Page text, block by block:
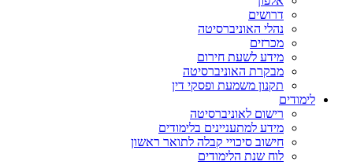
דרושים
נהלי האוניברסיטה
מכרזים
מידע לשעת חירום
מבקרת האוניברסיטה
תקנון משמעת ופסקי דין
לימודים
רישום לאוניברסיטה
מידע למתעניינים בלימודים
חישוב סיכויי קבלה לתואר ראשון
לוח שנת הלימודים